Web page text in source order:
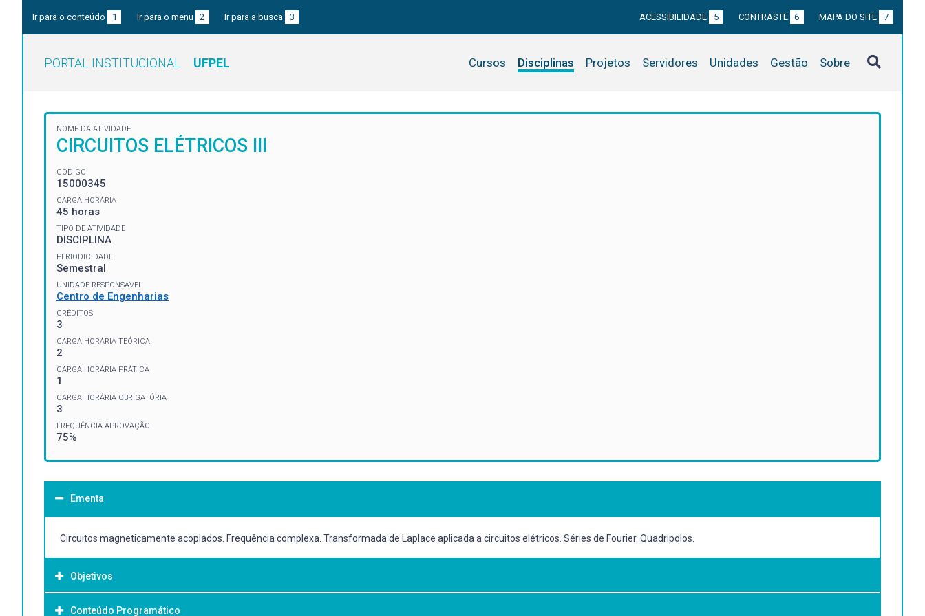
Ir para o conteúdo 1 Ir para o menu 2 Ir para a busca 3 ACESSIBILIDADE 5 CONTRASTE 6 MAPA DO SITE 7
PORTAL INSTITUCIONAL UFPEL Cursos Disciplinas Projetos Servidores Unidades Gestão Sobre
NOME DA ATIVIDADE
CIRCUITOS ELÉTRICOS III
CÓDIGO
15000345
CARGA HORÁRIA
45 horas
TIPO DE ATIVIDADE
DISCIPLINA
PERIODICIDADE
Semestral
UNIDADE RESPONSÁVEL
Centro de Engenharias
CRÉDITOS
3
CARGA HORÁRIA TEÓRICA
2
CARGA HORÁRIA PRÁTICA
1
CARGA HORÁRIA OBRIGATÓRIA
3
FREQUÊNCIA APROVAÇÃO
75%
Ementa
Circuitos magneticamente acoplados. Frequência complexa. Transformada de Laplace aplicada a circuitos elétricos. Séries de Fourier. Quadripolos.
Objetivos
Conteúdo Programático